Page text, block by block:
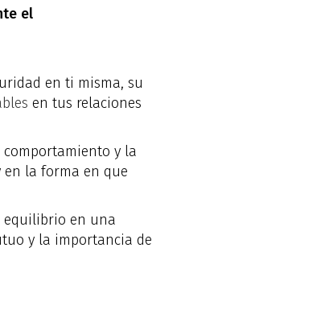
el
en ti misma, su
en tus relaciones
comportamiento y la
la forma en que
equilibrio en una
y la importancia de